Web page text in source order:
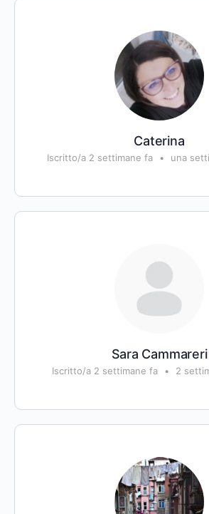
Caterina
Iscritto/a 2 settimane fa • una
Sara Cammareri
Iscritto/a 2 settimane fa • 2